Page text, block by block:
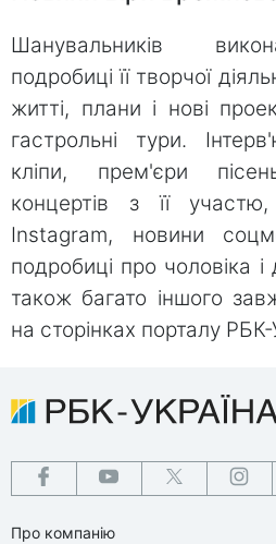
Шанувальників
подробиці її творчої
житті, плани і нові
гастрольні тури.
кліпи, прем'єри
концертів з її
Instagram, новини
подробиці про чоловіка
також багато іншого
на сторінках порталу РБК-
Про компанію